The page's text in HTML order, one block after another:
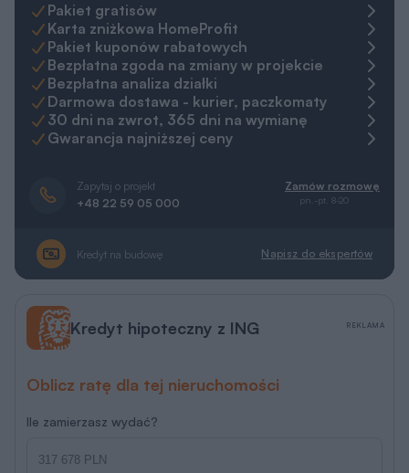
Pakiet gratisów
Karta zniżkowa HomeProfit
Pakiet kuponów rabatowych
Bezpłatna zgoda na zmiany w projekcie
Bezpłatna analiza działki
Darmowa dostawa - kurier, paczkomaty
30 dni na zwrot, 365 dni na wymianę
Gwarancja najniższej ceny
Zapytaj o projekt
+48 22 59 05 000
Zamów rozmowę
pn.-pt. 8-20
Kredyt na budowę Napisz do ekspertów
Kredyt hipoteczny z ING
Oblicz ratę dla tej nieruchomości
Ile zamierzasz wydać?
REKLAMA